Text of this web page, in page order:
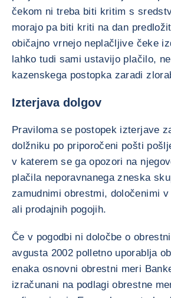
čekom ni treba biti kritim s
morajo pa biti kriti na dan
običajno vrnejo neplačljive čeke
lahko tudi sami ustavijo plačilo,
kazenskega postopka zaradi
Izterjava dolgov
Praviloma se postopek izterjave
dolžniku po priporočeni pošti
v katerem se ga opozori na
plačila neporavnanega zneska
zamudnimi obrestmi, določenimi v
ali prodajnih pogojih.
Če v pogodbi ni določbe o
avgusta 2002 polletno uporablja
enaka osnovni obrestni meri
izračunani na podlagi obrestne